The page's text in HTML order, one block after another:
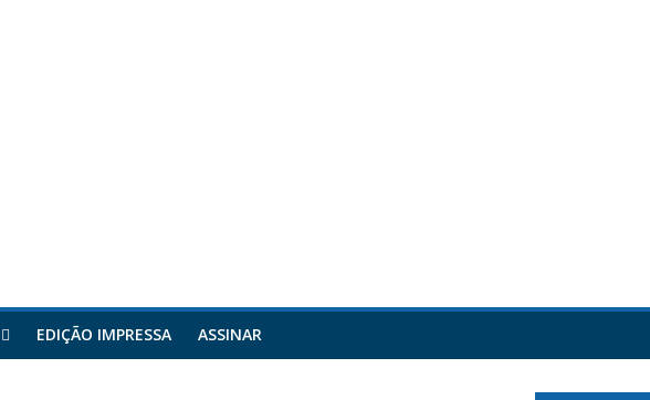
EDIÇÃO IMPRESSA ASSINAR